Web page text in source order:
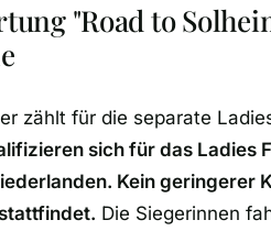
"Road to
zählt für die separate
sich für das Ladies
Kein geringerer
Die Siegerinnen